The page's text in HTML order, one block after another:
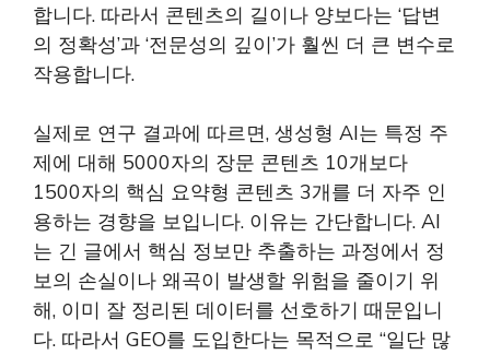
합니다. 따라서 콘텐츠의 길이나 양보다는 ‘답변
의 정확성’과 ‘전문성의 깊이’가 훨씬 더 큰 변수로
작용합니다.
실제로 연구 결과에 따르면, 생성형 AI는 특정 주
제에 대해 5000자의 장문 콘텐츠 10개보다
1500자의 핵심 요약형 콘텐츠 3개를 더 자주 인
용하는 경향을 보입니다. 이유는 간단합니다. AI
는 긴 글에서 핵심 정보만 추출하는 과정에서 정
보의 손실이나 왜곡이 발생할 위험을 줄이기 위
해, 이미 잘 정리된 데이터를 선호하기 때문입니
다. 따라서 GEO를 도입한다는 목적으로 “일단 많